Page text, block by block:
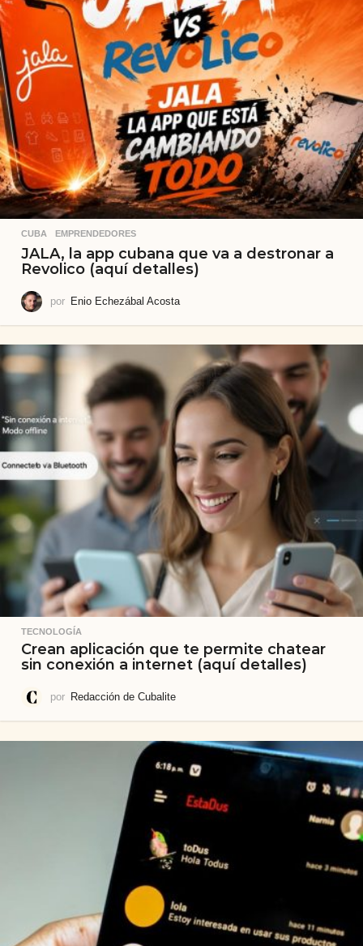
CUBA ,EMPRENDEDORES
JALA, la app cubana que va a destronar a
Revolico (aquí detalles)
por Enio Echezábal Acosta
TECNOLOGÍA
Crean aplicación que te permite chatear
sin conexión a internet (aquí detalles)
por Redacción de Cubalite